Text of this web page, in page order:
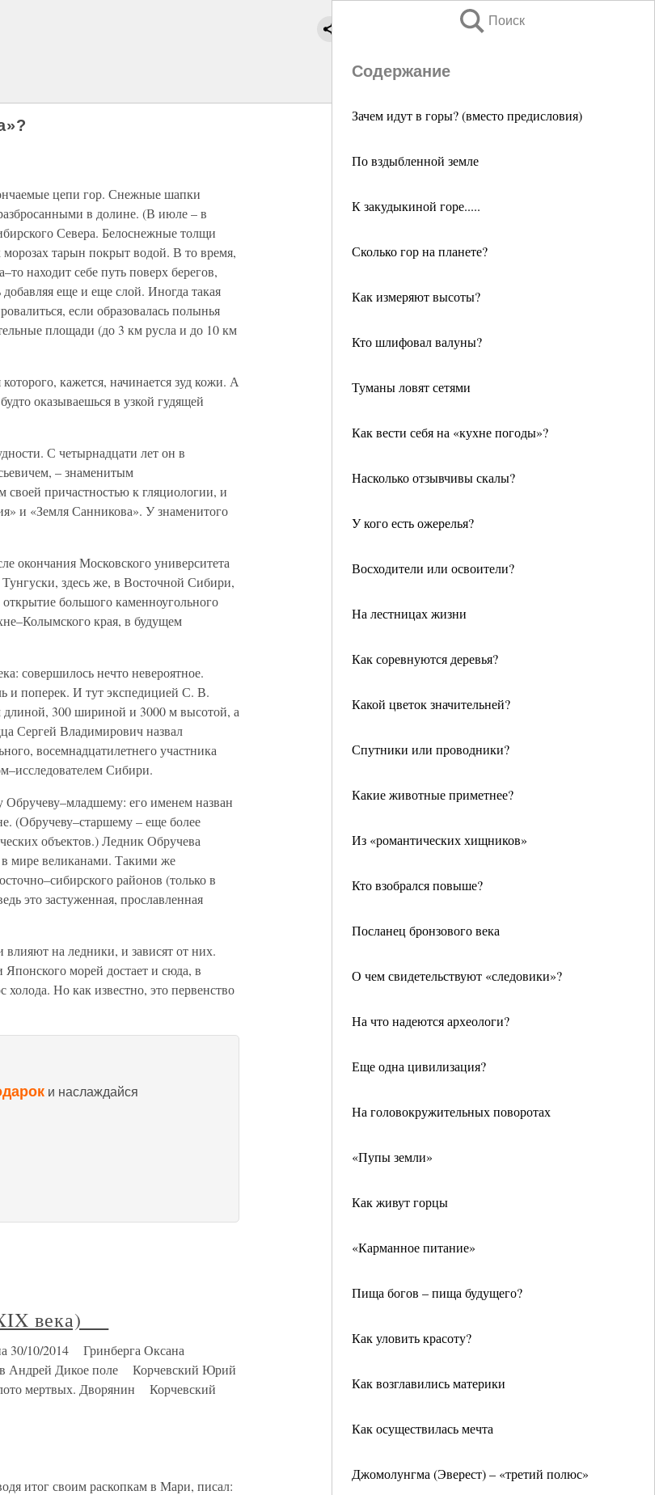
Поиск
Содержание
Зачем идут в горы? (вместо предисловия)
По вздыбленной земле
К закудыкиной горе.....
Сколько гор на планете?
Как измеряют высоты?
Кто шлифовал валуны?
Туманы ловят сетями
Как вести себя на «кухне погоды»?
Насколько отзывчивы скалы?
У кого есть ожерелья?
Восходители или освоители?
На лестницах жизни
Как соревнуются деревья?
Какой цветок значительней?
Спутники или проводники?
Какие животные приметнее?
Из «романтических хищников»
Кто взобрался повыше?
Посланец бронзового века
О чем свидетельствуют «следовики»?
На что надеются археологи?
Еще одна цивилизация?
На головокружительных поворотах
«Пупы земли»
Как живут горцы
«Карманное питание»
Пища богов – пища будущего?
Как уловить красоту?
Как возглавились материки
Как осуществилась мечта
Джомолунгма (Эверест) – «третий полюс»
цепи гор. Снежные шапки
в долине. (В июле – в
Севера. Белоснежные толщи
тарын покрыт водой. В то время,
находит себе путь поверх берегов,
еще и еще слой. Иногда такая
если образовалась полынья
площади (до 3 км русла и до 10 км
кажется, начинается зуд кожи. А
оказываешься в узкой гудящей
С четырнадцати лет он в
– знаменитым
своей причастностью к гляциологии, и
и «Земля Санникова». У знаменитого
окончания Московского университета
здесь же, в Восточной Сибири,
большого каменноугольного
края, в будущем
совершилось нечто невероятное.
и поперек. И тут экспедицией С. В.
длиной, 300 шириной и 3000 м высотой, а
Сергей Владимирович назвал
восемнадцатилетнего участника
Сибири.
его именем назван
(Обручеву–старшему – еще более
объектов.) Ледник Обручева
мире великанами. Такими же
районов (только в
это застуженная, прославленная
влияют на ледники, и зависят от них.
морей достает и сюда, в
Но как известно, это первенство
и наслаждайся
века)
30/10/2014 Гринберга Оксана
Андрей Дикое поле Корчевский Юрий
мертвых. Дворянин Корчевский
итог своим раскопкам в Мари, писал: